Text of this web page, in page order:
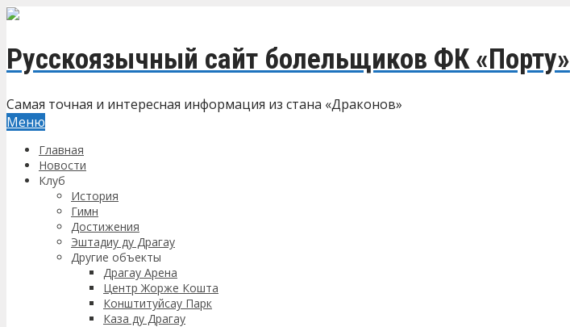
Русскоязычный сайт болельщиков ФК «Порту»
Самая точная и интересная информация из стана «Драконов»
Меню
Главная
Новости
Клуб
История
Гимн
Достижения
Эштадиу ду Драгау
Другие объекты
Драгау Арена
Центр Жорже Кошта
Конштитуйсау Парк
Каза ду Драгау